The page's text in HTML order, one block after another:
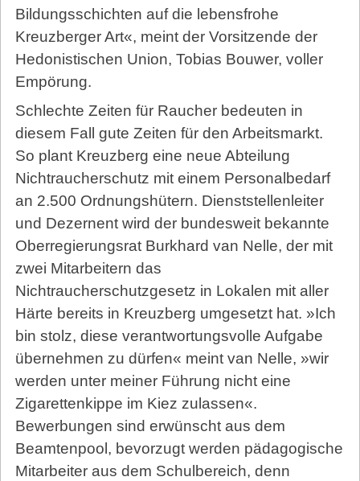
Bildungsschichten auf die lebensfrohe
Kreuzberger Art«, meint der Vorsitzende der
Hedonistischen Union, Tobias Bouwer, voller
Empörung.
Schlechte Zeiten für Raucher bedeuten in
diesem Fall gute Zeiten für den Arbeitsmarkt.
So plant Kreuzberg eine neue Abteilung
Nichtraucherschutz mit einem Personalbedarf
an 2.500 Ordnungshütern. Dienststellenleiter
und Dezernent wird der bundesweit bekannte
Oberregierungsrat Burkhard van Nelle, der mit
zwei Mitarbeitern das
Nichtraucherschutzgesetz in Lokalen mit aller
Härte bereits in Kreuzberg umgesetzt hat. »Ich
bin stolz, diese verantwortungsvolle Aufgabe
übernehmen zu dürfen« meint van Nelle, »wir
werden unter meiner Führung nicht eine
Zigarettenkippe im Kiez zulassen«.
Bewerbungen sind erwünscht aus dem
Beamtenpool, bevorzugt werden pädagogische
Mitarbeiter aus dem Schulbereich, denn